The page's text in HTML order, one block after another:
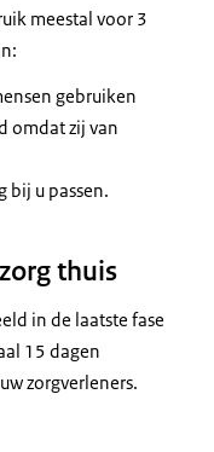
meestal voor 3
gebruiken
omdat zij van
bij u passen.
thuis
in de laatste fase
15 dagen
zorgverleners.